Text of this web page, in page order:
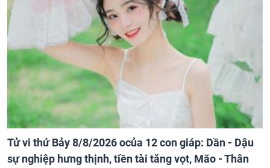
Tử vi thứ Bảy 8/8/2026 ocủa 12 con giáp: Dần - Dậu
sự nghiệp hưng thịnh, tiền tài tăng vọt, Mão - Thân